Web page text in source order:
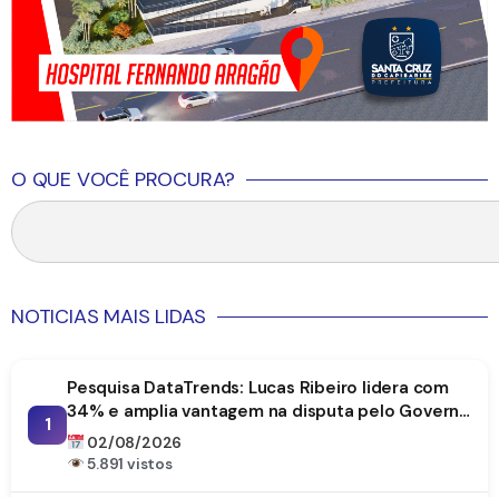
O QUE VOCÊ PROCURA?
NOTICIAS MAIS LIDAS
1
Pesquisa DataTrends: Lucas Ribeiro lidera com
34% e amplia vantagem na disputa pelo Governo
da Paraíba
02/08/2026
5.891 vistos